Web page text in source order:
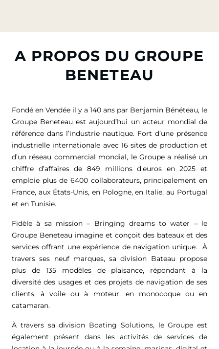
A PROPOS DU GROUPE
BENETEAU
Fondé en Vendée il y a 140 ans par Benjamin Bénéteau, le
Groupe Beneteau est aujourd’hui un acteur mondial de
référence dans l’industrie nautique. Fort d’une présence
industrielle internationale avec 16 sites de production et
d’un réseau commercial mondial, le Groupe a réalisé un
chiffre d’affaires de 849 millions d'euros en 2025 et
emploie plus de 6400 collaborateurs, principalement en
France, aux États-Unis, en Pologne, en Italie, au Portugal
et en Tunisie.
Fidèle à sa mission – Bringing dreams to water – le
Groupe Beneteau imagine et conçoit des bateaux et des
services offrant une expérience de navigation unique. À
travers ses neuf marques, sa division Bateau propose
plus de 135 modèles de plaisance, répondant à la
diversité des usages et des projets de navigation de ses
clients, à voile ou à moteur, en monocoque ou en
catamaran.
À travers sa division Boating Solutions, le Groupe est
également présent dans les activités de services de